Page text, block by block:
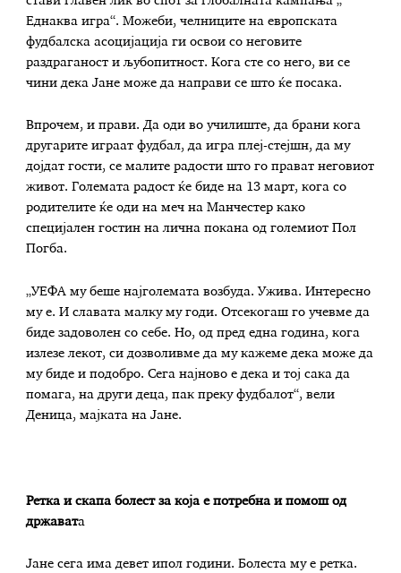
Еднаква игра“. Можеби, челниците на европската
фудбалска асоцијација ги освои со неговите
раздраганост и љубопитност. Кога сте со него, ви се
чини дека Јане може да направи се што ќе посака.
Впрочем, и прави. Да оди во училиште, да брани кога
другарите играат фудбал, да игра плеј-стејшн, да му
дојдат гости, се малите радости што го прават неговиот
живот. Големата радост ќе биде на 13 март, кога со
родителите ќе оди на меч на Манчестер како
специјален гостин на лична покана од големиот Пол
Погба.
„УЕФА му беше најголемата возбуда. Ужива. Интересно
му е. И славата малку му годи. Отсекогаш го учевме да
биде задоволен со себе. Но, од пред една година, кога
излезе лекот, си дозволивме да му кажеме дека може да
му биде и подобро. Сега најново е дека и тој сака да
помага, на други деца, пак преку фудбалот“, вели
Деница, мајката на Јане.
Ретка и скапа болест за која е потребна и помош од
државата
Јане сега има девет ипол години. Болеста му е ретка.